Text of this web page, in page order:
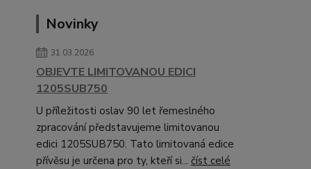
Novinky
31.03.2026
OBJEVTE LIMITOVANOU EDICI
1205SUB750
U příležitosti oslav 90 let řemeslného
zpracování představujeme limitovanou
edici 1205SUB750. Tato limitovaná edice
přívěsu je určena pro ty, kteří si... číst celé